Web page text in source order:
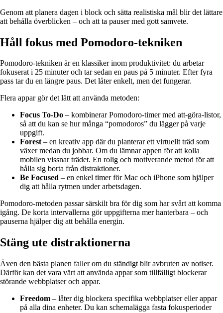
Genom att planera dagen i block och sätta realistiska mål blir det lättare
att behålla överblicken – och att ta pauser med gott samvete.
Håll fokus med Pomodoro-tekniken
Pomodoro-tekniken är en klassiker inom produktivitet: du arbetar
fokuserat i 25 minuter och tar sedan en paus på 5 minuter. Efter fyra
pass tar du en längre paus. Det låter enkelt, men det fungerar.
Flera appar gör det lätt att använda metoden:
Focus To-Do – kombinerar Pomodoro-timer med att-göra-listor,
så att du kan se hur många “pomodoros” du lägger på varje
uppgift.
Forest– en kreativ app där du planterar ett virtuellt träd som
växer medan du jobbar. Om du lämnar appen för att kolla
mobilen vissnar trädet. En rolig och motiverande metod för att
hålla sig borta från distraktioner.
Be Focused – en enkel timer för Mac och iPhone som hjälper
dig att hålla rytmen under arbetsdagen.
Pomodoro-metoden passar särskilt bra för dig som har svårt att komma
igång. De korta intervallerna gör uppgifterna mer hanterbara – och
pauserna hjälper dig att behålla energin.
Stäng ute distraktionerna
Även den bästa planen faller om du ständigt blir avbruten av notiser.
Därför kan det vara värt att använda appar som tillfälligt blockerar
störande webbplatser och appar.
Freedom – låter dig blockera specifika webbplatser eller appar
på alla dina enheter. Du kan schemalägga fasta fokusperioder